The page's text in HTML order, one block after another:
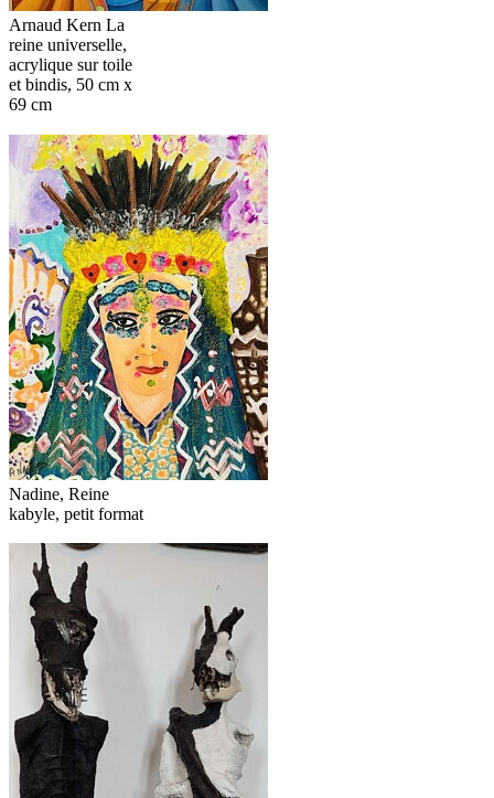
Arnaud Kern La
reine universelle,
acrylique sur toile
et bindis, 50 cm x
69 cm
Nadine, Reine
kabyle, petit format